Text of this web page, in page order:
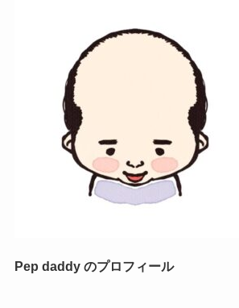
Pep daddy のプロフィール